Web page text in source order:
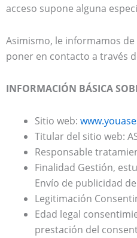
acceso supone alguna
Asimismo, le informamos de
poner en contacto a través
INFORMACIÓN BÁSICA
Sitio web:
Titular del sitio web:
Responsable
Finalidad Gestión,
Envío de publicidad
Legitimación
Edad legal
prestación del